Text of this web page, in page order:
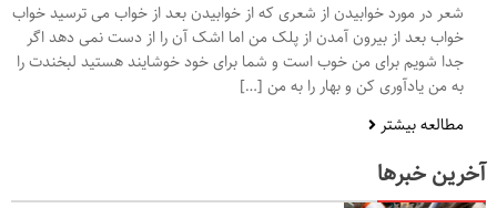
شعر در مورد خوابیدن از شعری که از خوابیدن بعد از خواب می ترسید خواب
خواب بعد از بیرون آمدن از پلک من اما اشک آن را از دست نمی دهد اگر
جدا شویم برای من خوب است و شما برای خود خوشایند هستید لبخندت را
به من یادآوری کن و بهار را به من […]
مطالعه بیشتر
آخرین خبرها